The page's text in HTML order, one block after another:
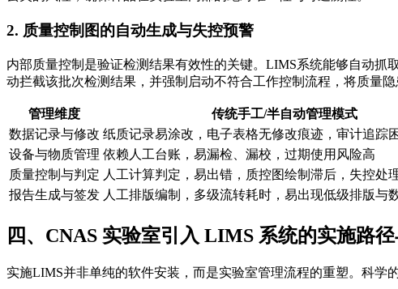
2. 质量控制图的自动生成与失控预警
内部质量控制是验证检测结果有效性的关键。LIMS系统能够自动抓
动拦截该批次检测结果，并强制启动不符合工作控制流程，将质量隐
管理维度 传统手工/半自动管理模式
数据记录与修改 纸质记录易涂改，电子表格无修改痕迹，审计追踪
设备与物质管理 依赖人工台账，易漏检、漏校，过期使用风险高
质量控制与判定 人工计算判定，易出错，质控图绘制滞后，失控处
报告生成与签发 人工排版编制，多级流转耗时，易出现低级排版与
四、CNAS 实验室引入 LIMS 系统的实施路
实施LIMS并非单纯的软件安装，而是实验室管理流程的重塑。科学